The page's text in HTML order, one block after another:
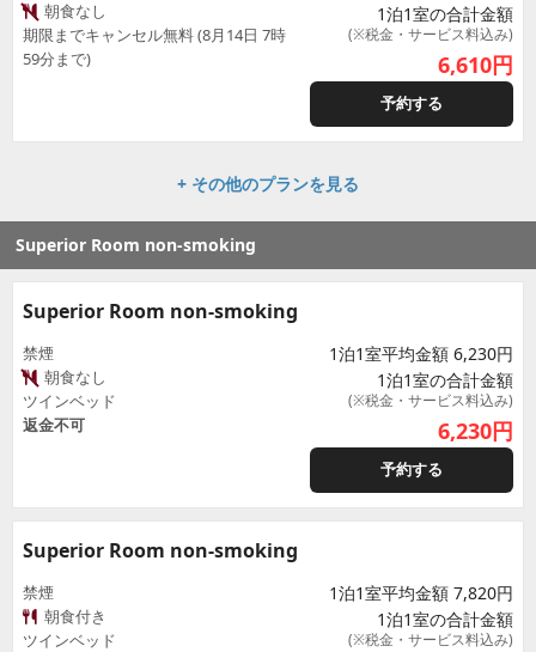
朝食なし
期限までキャンセル無料 (8月14日 7時
59分まで)
1泊1室の合計金額
(※税金・サービス料込み)
6,610円
予約する
+ その他のプランを見る
Superior Room non-smoking
Superior Room non-smoking
禁煙
朝食なし
ツインベッド
返金不可
1泊1室平均金額 6,230円
1泊1室の合計金額
(※税金・サービス料込み)
6,230円
予約する
Superior Room non-smoking
禁煙
朝食付き
ツインベッド
1泊1室平均金額 7,820円
1泊1室の合計金額
(※税金・サービス料込み)